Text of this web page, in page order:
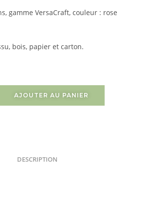
gamme VersaCraft, couleur : rose
bois, papier et carton.
AJOUTER AU PANIER
DESCRIPTION